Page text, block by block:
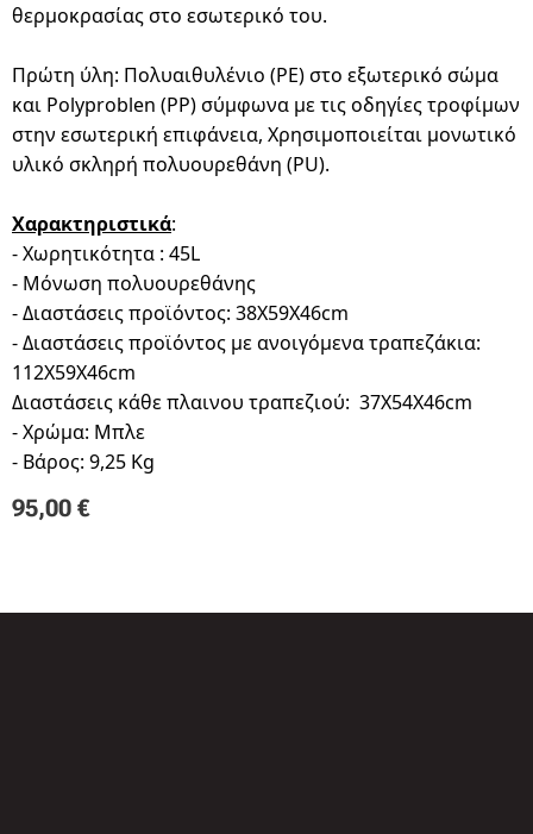
θερμοκρασίας στο εσωτερικό του.
Πρώτη ύλη: Πολυαιθυλένιο (PE) στο εξωτερικό σώμα
και Polyproblen (PP) σύμφωνα με τις οδηγίες τροφίμων
στην εσωτερική επιφάνεια, Χρησιμοποιείται μονωτικό
υλικό σκληρή πολυουρεθάνη (PU).
Χαρακτηριστικά:
- Χωρητικότητα : 45L
- Μόνωση πολυουρεθάνης
- Διαστάσεις προϊόντος: 38Χ59Χ46cm
- Διαστάσεις προϊόντος με ανοιγόμενα τραπεζάκια:
112Χ59Χ46cm
Διαστάσεις κάθε πλαινου τραπεζιού: 37X54X46cm
- Χρώμα: Μπλε
- Βάρος: 9,25 Kg
95,00 €